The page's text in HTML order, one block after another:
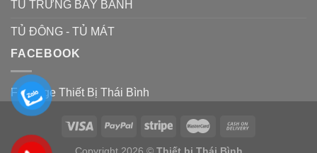
TỦ TRƯNG BÀY BÁNH
TỦ ĐÔNG - TỦ MÁT
FACEBOOK
Fanpage Thiết Bị Thái Bình
Copyright 2026 © Thiết bị Thái Bình